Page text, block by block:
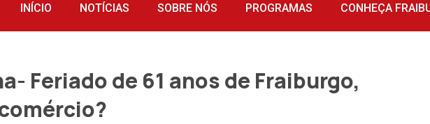
INÍCIO NOTÍCIAS SOBRE NÓS PROGRAMAS CONHEÇA
Feriado de 61 anos de Fraiburgo,